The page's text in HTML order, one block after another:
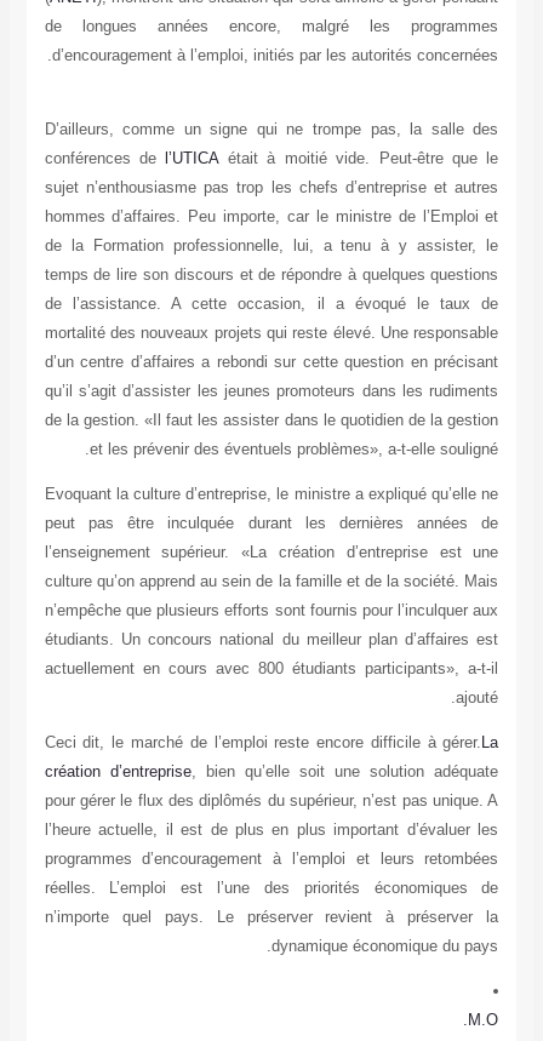
de longues années encore, malgré
d’encouragement à l’emploi, initiés par les
D’ailleurs, comme un signe qui ne trompe
conférences del’UTICA était à moitié vide.
sujet n’enthousiasme pas trop les chefs
hommes d’affaires. Peu importe, car le
de la Formation professionnelle, lui, a
temps de lire son discours et de répondre à
de l’assistance. A cette occasion, il a
mortalité des nouveaux projets qui reste élevé.
d’un centre d’affaires a rebondi sur cette
qu’il s’agit d’assister les jeunes promoteurs
de la gestion. «Il faut les assister dans le
et les prévenir des éventuels
Evoquant la culture d’entreprise, le ministre a
peut pas être inculquée durant les
l’enseignement supérieur. «La création
culture qu’on apprend au sein de la famille et
n’empêche que plusieurs efforts sont fournis
étudiants. Un concours national du meilleur
actuellement en cours avec 800 étudiants
Ceci dit, le marché de l’emploi reste encore
création d’entreprise, bien qu’elle soit une
pour gérer le flux des diplômés du supérieur,
l’heure actuelle, il est de plus en plus
programmes d’encouragement à l’emploi et
réelles. L’emploi est l’une des priorités
n’importe quel pays. Le préserver
dynamique